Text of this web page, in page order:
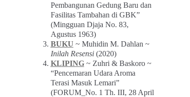
Pembangunan Gedung Baru dan
Fasilitas Tambahan di GBK”
(Mingguan Djaja No. 83,
Agustus 1963)
BUKU ~ Muhidin M. Dahlan ~
Inilah Resensi(2020)
KLIPING~ Zuhri & Baskoro ~
“Pencemaran Udara Aroma
Terasi Masuk Lemari”
(FORUM_No. 1 Th. III, 28 April